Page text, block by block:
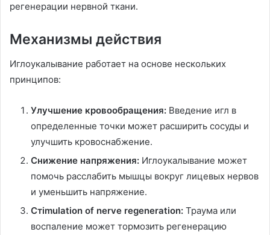
регенерации нервной ткани.
Механизмы действия
Иглоукалывание работает на основе нескольких
принципов:
Улучшение кровообращения: Введение игл в
определенные точки может расширить сосуды и
улучшить кровоснабжение.
Снижение напряжения: Иглоукалывание может
помочь расслабить мышцы вокруг лицевых нервов
и уменьшить напряжение.
Стimulation of nerve regeneration: Траума или
воспаление может тормозить регенерацию